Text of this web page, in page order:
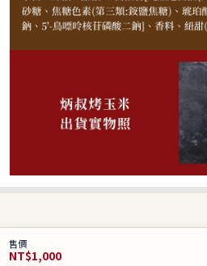
售價
NT$1,000
炳叔碳烤玉米-哇沙米*1
已選0/ 10 件